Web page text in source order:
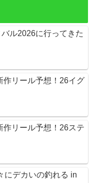
ル2026に行ってきた
作リール予想！26イグ
作リール予想！26ステ
にデカいの釣れる in